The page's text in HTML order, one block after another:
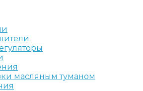
масляным туманом